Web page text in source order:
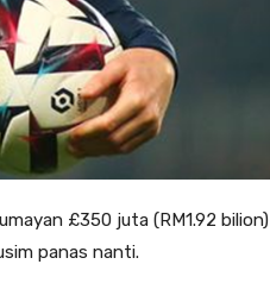
£350 juta (RM1.92 bilion)
panas nanti.